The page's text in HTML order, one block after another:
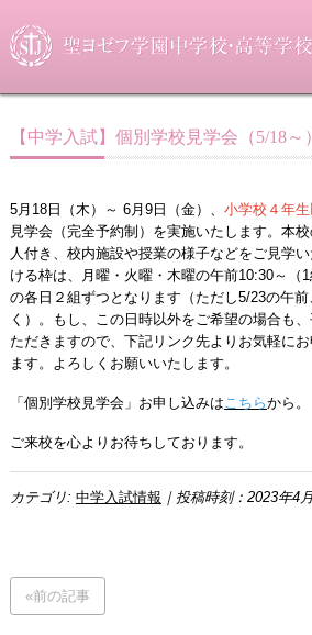
【中学入試】個別学校見学会（5/18
5月18日（木）～ 6月9日（金）、 小学校４年生
見学会（完全予約制）を実施いたします。本
人付き、校内施設や授業の様子などをご見学
ける枠は、月曜・火曜・木曜の午前10:30～（1
の各日２組ずつとなります（ただし5/23の午
く）。もし、この日時以外をご希望の場合も
ただきますので、下記リンク先よりお気軽に
ます。よろしくお願いいたします。
「個別学校見学会」お申し込みは こちらから。
ご来校を心よりお待ちしております。
カテゴリ: 中学入試情報 ｜投稿時刻：2023年4
«前の記事